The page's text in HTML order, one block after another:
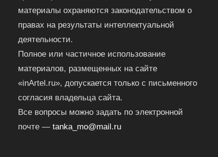
материалы охраняются законодательством о
правах на результаты интеллектуальной
деятельности.
Полное или частичное использование
материалов, размещенных на сайте
«inArtel.ru», допускается только с письменного
согласия владельца сайта.
Все вопросы можно задать по электронной
почте —tanka_mo@mail.ru